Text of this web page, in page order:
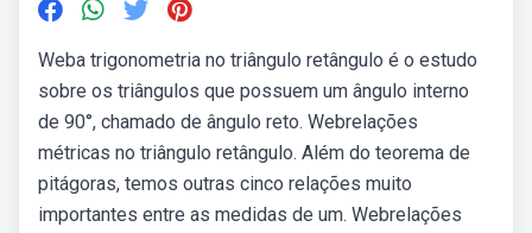
Weba trigonometria no triângulo retângulo é o estudo
sobre os triângulos que possuem um ângulo interno
de 90°, chamado de ângulo reto. Webrelações
métricas no triângulo retângulo. Além do teorema de
pitágoras, temos outras cinco relações muito
importantes entre as medidas de um. Webrelações